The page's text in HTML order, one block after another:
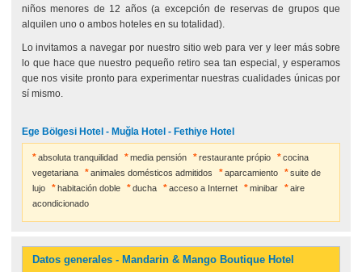
niños menores de 12 años (a excepción de reservas de grupos que
alquilen uno o ambos hoteles en su totalidad).
Lo invitamos a navegar por nuestro sitio web para ver y leer más sobre
lo que hace que nuestro pequeño retiro sea tan especial, y esperamos
que nos visite pronto para experimentar nuestras cualidades únicas por
sí mismo.
Ege Bölgesi Hotel - Muğla Hotel - Fethiye Hotel
absoluta tranquilidad media pensión restaurante própio
cocina
vegetariana
animales domésticos admitidos aparcamiento
suite de
lujo
habitación doble ducha acceso a Internet minibar
aire
acondicionado
Datos generales - Mandarin & Mango Boutique Hotel